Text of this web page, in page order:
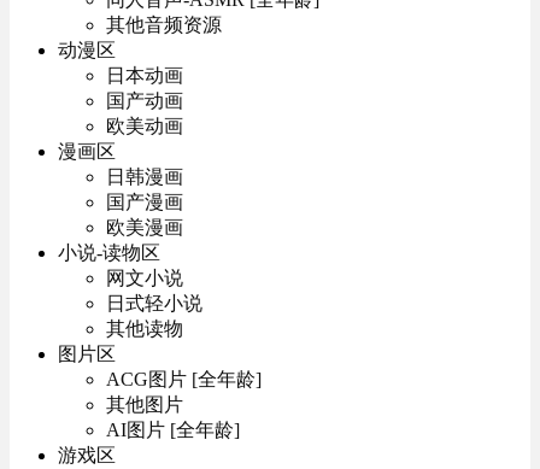
其他音频资源
动漫区
日本动画
国产动画
欧美动画
漫画区
日韩漫画
国产漫画
欧美漫画
小说-读物区
网文小说
日式轻小说
其他读物
图片区
ACG图片 [全年龄]
其他图片
AI图片 [全年龄]
游戏区